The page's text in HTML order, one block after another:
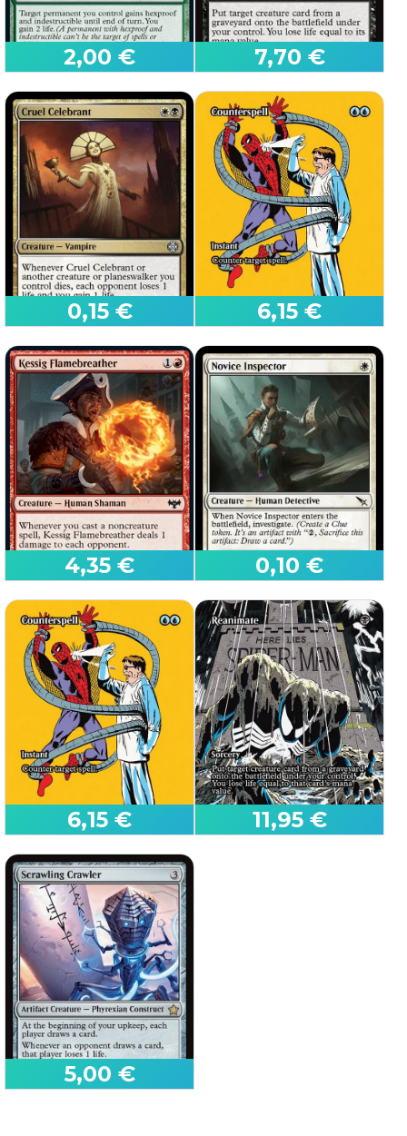
Salvaguardia di Tamiyo
(211)
Kamigawa: Neon Dynasty
2,00 €
Rianimare(155)
Commander: Duskmourn:
House of Horror
7,70 €
Celebrante Crudele(267)
Commander: The Lost
Caverns of Ixalan
0,15 €
Contromagia(9)
Marvel Universe
6,15 €
Sputafiamme di Kessig
(164)
Innistrad: Crimson Vow
4,35 €
Ispettore Novizio(29)
Murders at Karlov Manor
0,10 €
Contromagia(9)
Marvel Universe
6,15 € 11,95 €
5,00 €